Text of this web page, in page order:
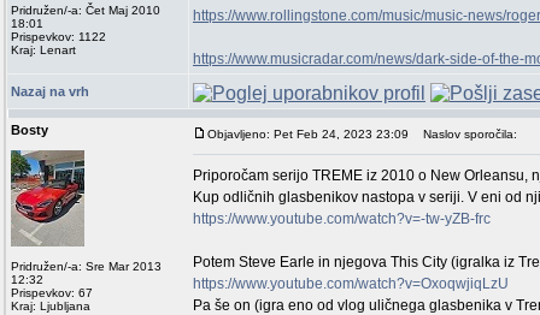
Pridružen/-a: Čet Maj 2010
18:01
Prispevkov: 1122
Kraj: Lenart
https://www.rollingstone.com/music/music-news/
https://www.musicradar.com/news/dark-side-of-
Nazaj na vrh
Bosty
Pridružen/-a: Sre Mar 2013
12:32
Prispevkov: 67
Kraj: Ljubljana
Objavljeno: Pet Feb 24, 2023 23:09 Naslov sporočila:
Priporočam serijo TREME iz 2010 o New
Kup odličnih glasbenikov nastopa v seriji. V eni od
https://www.youtube.com/watch?v=-tw-yZB-frc
Potem Steve Earle in njegova This City (igralka iz
https://www.youtube.com/watch?v=OxoqwjiqLzU
Pa še on (igra eno od vlog uličnega glasbenika v